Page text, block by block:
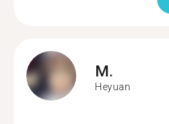
M.
Heyuan